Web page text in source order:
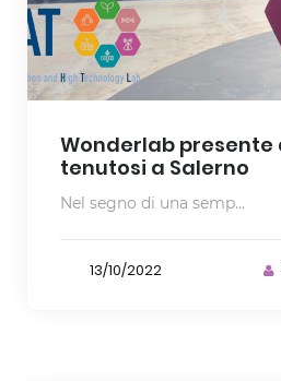
Wonderlab presente
tenutosi a Salerno
Nel segno di una semp...
13/10/2022